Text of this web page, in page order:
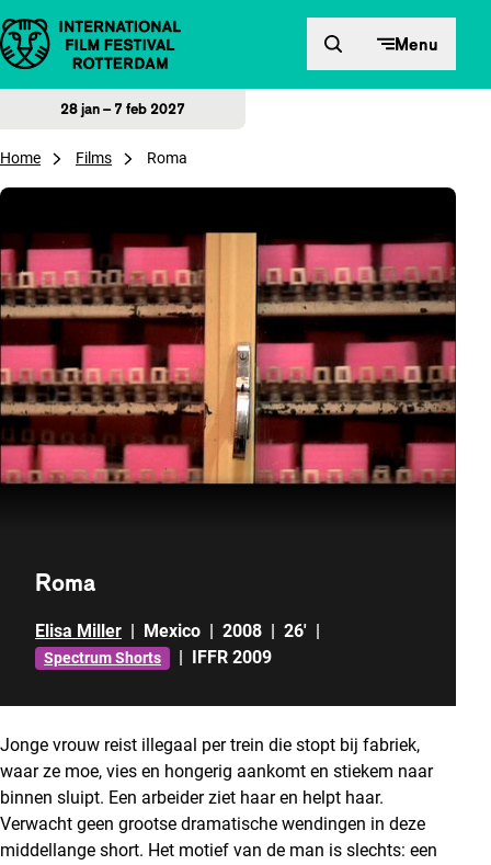
Direct naar inhoud Menu
28 jan – 7 feb 2027
Home Films Roma
Roma
Elisa Miller | Mexico | 2008 | 26' |
Spectrum Shorts | IFFR 2009
Jonge vrouw reist illegaal per trein die stopt bij fabriek,
waar ze moe, vies en hongerig aankomt en stiekem naar
binnen sluipt. Een arbeider ziet haar en helpt haar.
Verwacht geen grootse dramatische wendingen in deze
middellange short. Het motief van de man is slechts: een